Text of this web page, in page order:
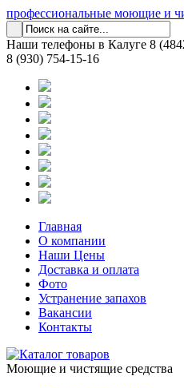
профессиональные моющие и
Наши телефоны в Калуге 8
8 (930) 754-15-16
Главная
О компании
Наши Цены
Доставка и оплата
Фото
Устранение запахов
Вакансии
Контакты
Моющие и чистящие средства